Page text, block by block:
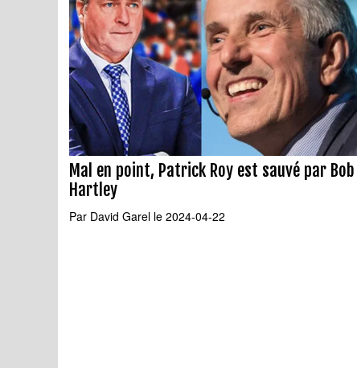
Mal en point, Patrick Roy est sauvé par Bob
Hartley
Par David Garel le 2024-04-22